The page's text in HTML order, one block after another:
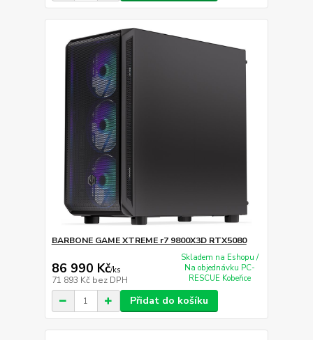
BARBONE GAME XTREME r7 9800X3D RTX5080
86 990 Kč/ks
71 893 Kč bez DPH
Skladem na Eshopu /
Na objednávku PC-
RESCUE Kobeřice
Přidat do košíku